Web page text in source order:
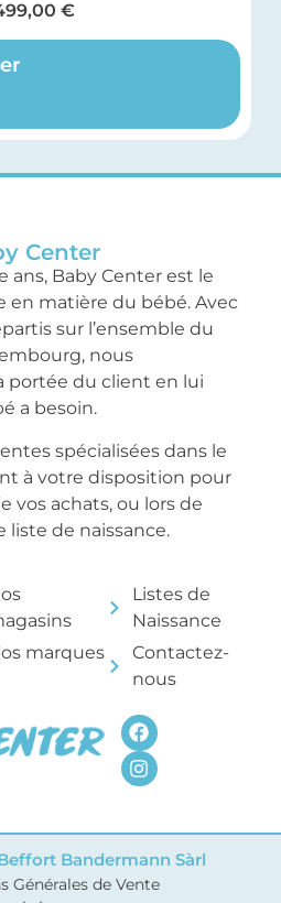
€
Center
ans, Baby Center est le
en matière du bébé. Avec
sur l’ensemble du
nous
portée du client en lui
a besoin.
spécialisées dans le
à votre disposition pour
vos achats, ou lors de
liste de naissance.
marques
Listes de
Naissance
Contactez-
nous
Bandermann Sàrl
Générales de Vente